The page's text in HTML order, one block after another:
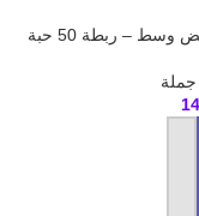
وسط – ربطة 50 حبة
جملة